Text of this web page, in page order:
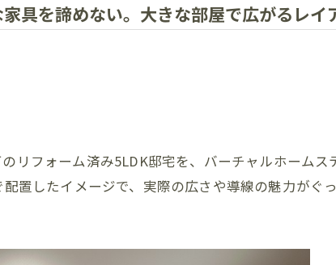
具を諦めない。大きな部屋で広がるレイ
リフォーム済み5LDK邸宅を、バーチャルホーム
置したイメージで、実際の広さや導線の魅力がぐ